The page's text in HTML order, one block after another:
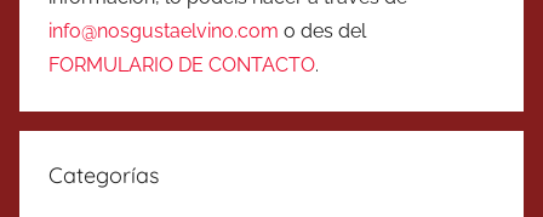
info@nosgustaelvino.com o des del
FORMULARIO DE CONTACTO.
Categorías